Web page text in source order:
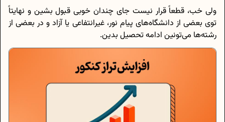
ولی خب، قطعاً قرار نیست جای چندان خوبی قبول بشین و نهایتاً
توی بعضی از دانشگاه‌های پیام نور، غیرانتفاعی یا آزاد و در بعضی از
رشته‌ها می‌تونین ادامه تحصیل بدین.